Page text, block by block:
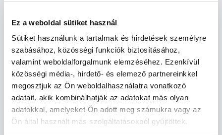
Ez a weboldal sütiket használ
Sütiket használunk a tartalmak és hirdetések személyre
szabásához, közösségi funkciók biztosításához,
valamint weboldalforgalmunk elemzéséhez. Ezenkívül
közösségi média-, hirdető- és elemező partnereinkkel
megosztjuk az Ön weboldalhasználatra vonatkozó
adatait, akik kombinálhatják az adatokat más olyan
adatokkal, amelyeket Ön adott meg számukra vagy az
Ön által használt más szolgáltatásokból gyűjtöttek.
Kérdések, tanácsadás
info@profimed.hu
A vásárlás menete
Kereskedelmi feltételek